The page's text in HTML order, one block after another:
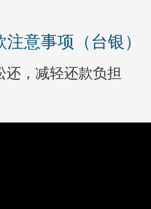
意事项（台银）
，减轻还款负担